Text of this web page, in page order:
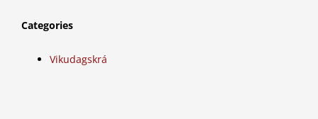
Categories
Vikudagskrá